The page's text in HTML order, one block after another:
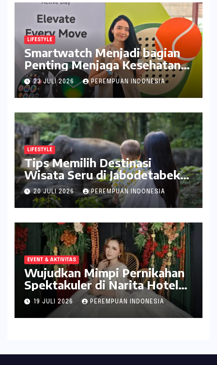
LIFESTYLE
Smartwatch Menjadi bagian
Penting Menjaga Kesehatan
Bagi Perempuan
23 JULI 2026 PEREMPUAN INDONESIA
LIFESTYLE
Tips Memilih Destinasi
Wisata Seru di Jabodetabek
ala inDrive
20 JULI 2026 PEREMPUAN INDONESIA
EVENT & AKTIVITAS
Wujudkan Mimpi Pernikahan
Spektakuler di Narita Hotel
Surabaya
19 JULI 2026 PEREMPUAN INDONESIA